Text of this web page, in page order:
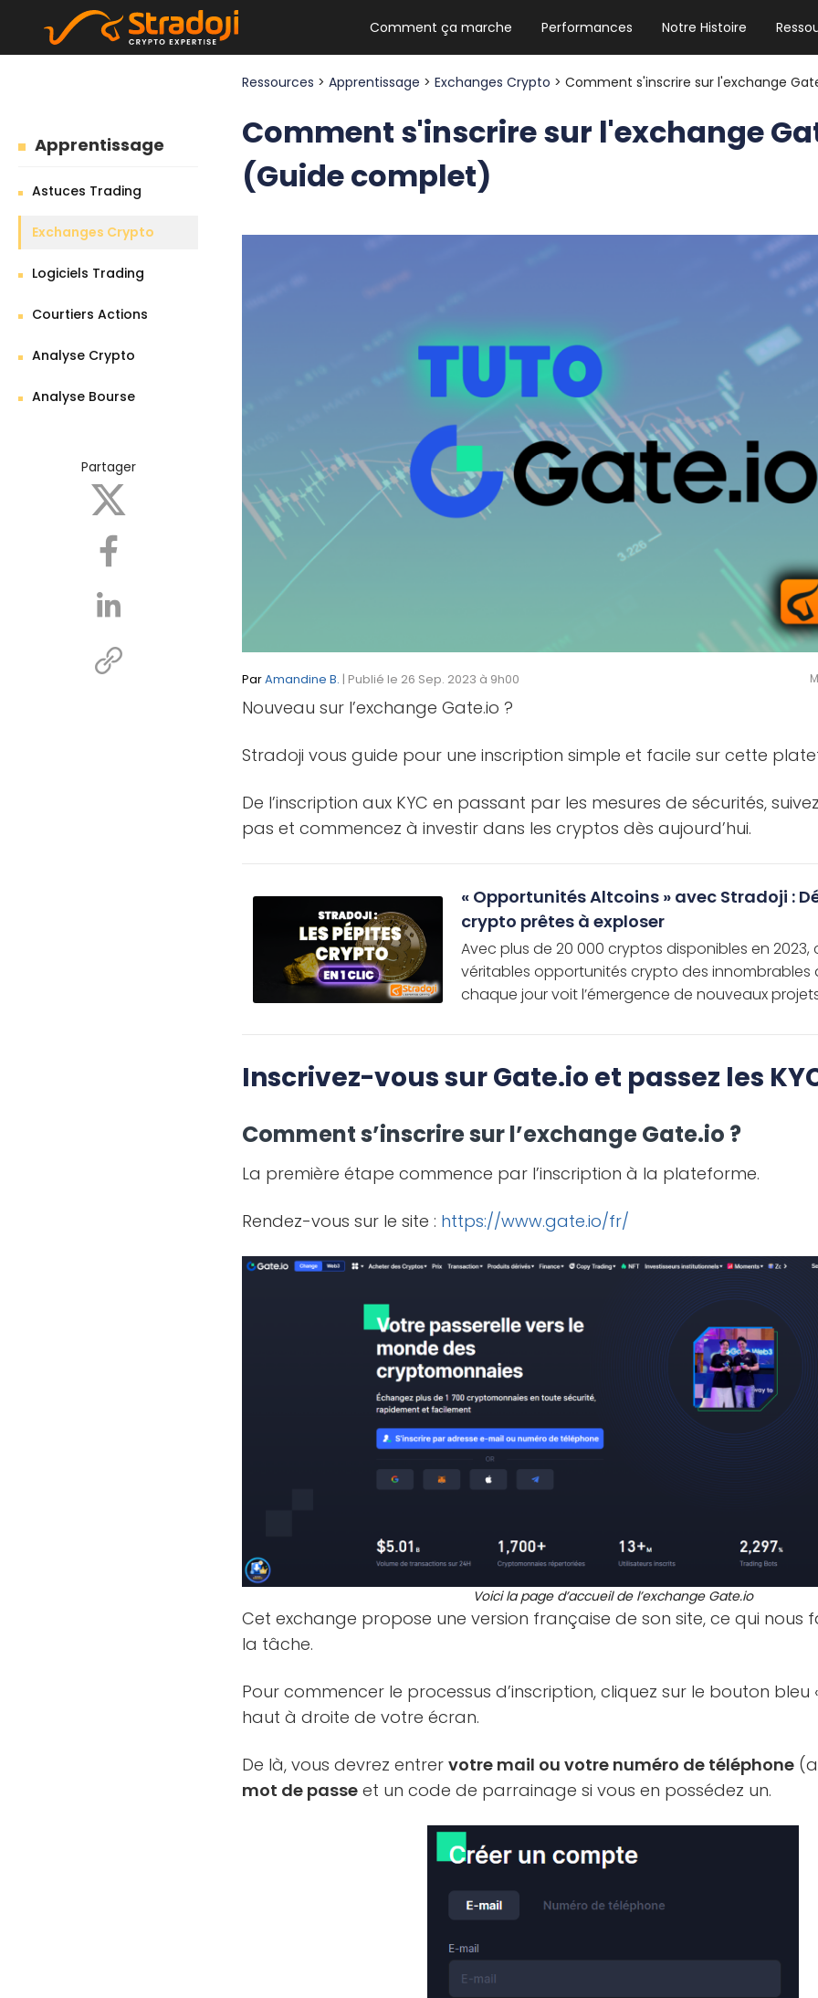
Comment ça marche Performances Notre Histoire
NEWSLETTER HEBDO
Les news crypto dont vous avez besoin
Apprentissage
Astuces Trading
Exchanges Crypto
Logiciels Trading
Courtiers Actions
Analyse Crypto
Analyse Bourse
Partager
Ressources >Apprentissage >Exchanges Crypto > Comment s'inscrire sur l'exchange
Comment s'inscrire sur l'exchange
(Guide complet)
ParAmandine B. | Publié le 26 Sep. 2023 à 9h00
Nouveau sur l’exchange Gate.io ?
Stradoji vous guide pour une inscription simple et facile sur cette
De l’inscription aux KYC en passant par les mesures de sécurités,
pas et commencez à investir dans les cryptos dès aujourd’hui.
« Opportunités Altcoins » avec Stradoji :
crypto prêtes à exploser
Avec plus de 20 000 cryptos disponibles en
véritables opportunités crypto des innombrables
chaque jour voit l’émergence de nouveaux
Inscrivez-vous sur Gate.io et passez les
Comment s’inscrire sur l’exchange Gate.io ?
La première étape commence par l’inscription à la plateforme.
Rendez-vous sur le site : https://www.gate.io/fr/
Voici la page d’accueil de l’exchange Gate.io
Cet exchange propose une version française de son site, ce qui nous
la tâche.
Pour commencer le processus d’inscription, cliquez sur le bouton bleu
haut à droite de votre écran.
De là, vous devrez entrervotre mail ou votre numéro de téléphone
mot de passe et un code de parrainage si vous en possédez un.